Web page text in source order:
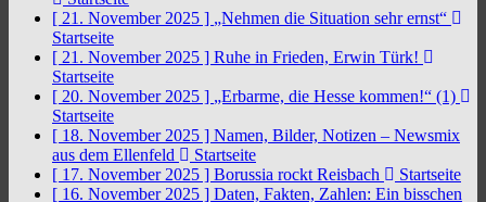
[ 21. November 2025 ] „Nehmen die Situation sehr ernst“
Startseite
[ 21. November 2025 ] Ruhe in Frieden, Erwin Türk!
Startseite
[ 20. November 2025 ] „Erbarme, die Hesse kommen!“ (1)
Startseite
[ 18. November 2025 ] Namen, Bilder, Notizen – Newsmix
aus dem Ellenfeld
Startseite
[ 17. November 2025 ] Borussia rockt Reisbach
Startseite
[ 16. November 2025 ] Daten, Fakten, Zahlen: Ein bisschen